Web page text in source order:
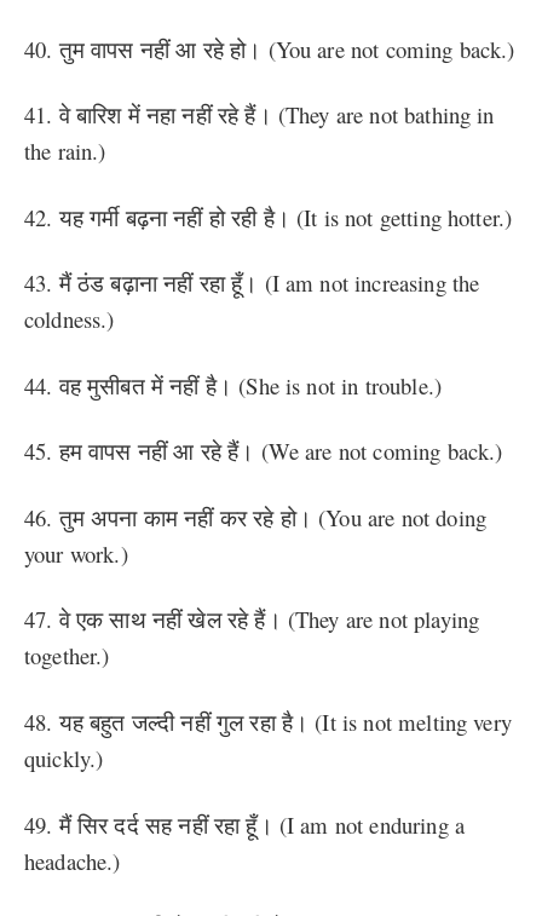
40. तुम वापस नहीं आ रहे हो। (You are not coming back.)
41. वे बारिश में नहा नहीं रहे हैं। (They are not bathing in
the rain.)
42. यह गर्मी बढ़ना नहीं हो रही है। (It is not getting hotter.)
43. मैं ठंड बढ़ाना नहीं रहा हूँ। (I am not increasing the
coldness.)
44. वह मुसीबत में नहीं है। (She is not in trouble.)
45. हम वापस नहीं आ रहे हैं। (We are not coming back.)
46. तुम अपना काम नहीं कर रहे हो। (You are not doing
your work.)
47. वे एक साथ नहीं खेल रहे हैं। (They are not playing
together.)
48. यह बहुत जल्दी नहीं गुल रहा है। (It is not melting very
quickly.)
49. मैं सिर दर्द सह नहीं रहा हूँ। (I am not enduring a
headache.)